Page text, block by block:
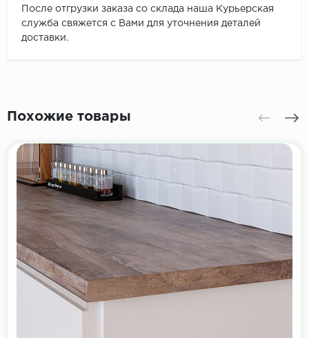
После отгрузки заказа со склада наша Курьерская
служба свяжется с Вами для уточнения деталей
доставки.
Похожие товары